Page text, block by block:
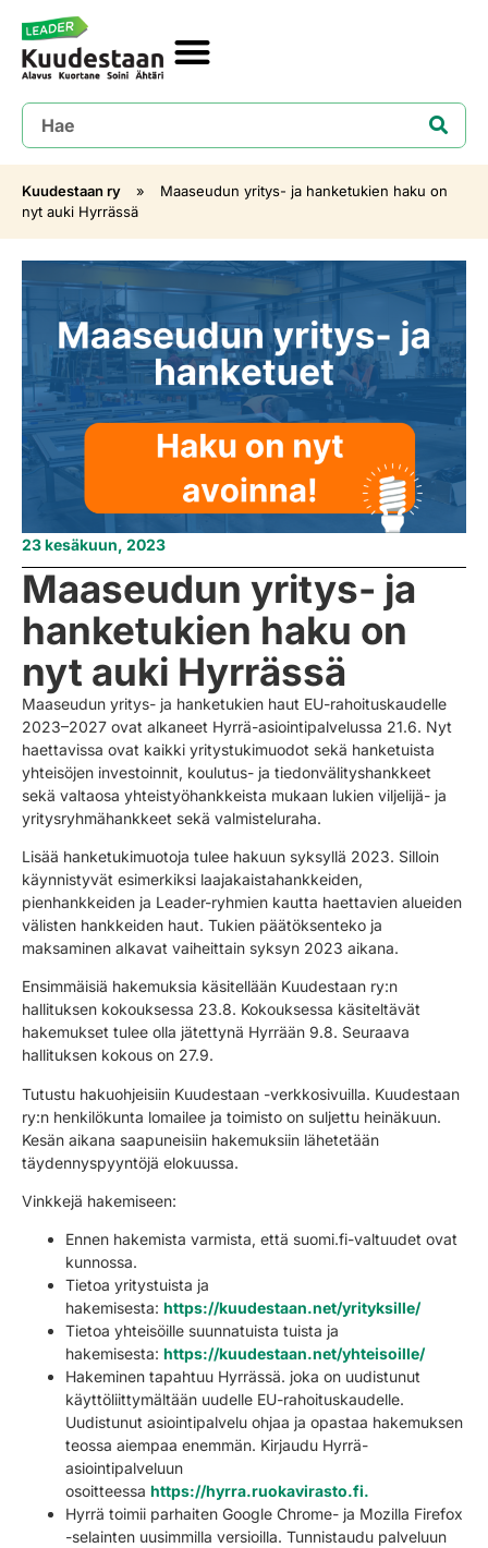
Kuudestaan ry »
Maaseudun yritys- ja hanketukien haku on
nyt auki Hyrrässä
23 kesäkuun, 2023
Maaseudun yritys- ja
hanketukien haku on
nyt auki Hyrrässä
Maaseudun yritys- ja hanketukien haut EU-rahoituskaudelle
2023–2027 ovat alkaneet Hyrrä-asiointipalvelussa 21.6. Nyt
haettavissa ovat kaikki yritystukimuodot sekä hanketuista
yhteisöjen investoinnit, koulutus- ja tiedonvälityshankkeet
sekä valtaosa yhteistyöhankkeista mukaan lukien viljelijä- ja
yritysryhmähankkeet sekä valmisteluraha.
Lisää hanketukimuotoja tulee hakuun syksyllä 2023. Silloin
käynnistyvät esimerkiksi laajakaistahankkeiden,
pienhankkeiden ja Leader-ryhmien kautta haettavien alueiden
välisten hankkeiden haut. Tukien päätöksenteko ja
maksaminen alkavat vaiheittain syksyn 2023 aikana.
Ensimmäisiä hakemuksia käsitellään Kuudestaan ry:n
hallituksen kokouksessa 23.8. Kokouksessa käsiteltävät
hakemukset tulee olla jätettynä Hyrrään 9.8. Seuraava
hallituksen kokous on 27.9.
Tutustu hakuohjeisiin Kuudestaan -verkkosivuilla. Kuudestaan
ry:n henkilökunta lomailee ja toimisto on suljettu heinäkuun.
Kesän aikana saapuneisiin hakemuksiin lähetetään
täydennyspyyntöjä elokuussa.
Vinkkejä hakemiseen:
Ennen hakemista varmista, että suomi.fi-valtuudet ovat
kunnossa.
Tietoa yritystuista ja
hakemisesta: https://kuudestaan.net/yrityksille/
Tietoa yhteisöille suunnatuista tuista ja
hakemisesta: https://kuudestaan.net/yhteisoille/
Hakeminen tapahtuu Hyrrässä. joka on uudistunut
käyttöliittymältään uudelle EU-rahoituskaudelle.
Uudistunut asiointipalvelu ohjaa ja opastaa hakemuksen
teossa aiempaa enemmän. Kirjaudu Hyrrä-
asiointipalveluun
osoitteessa https://hyrra.ruokavirasto.fi.
Hyrrä toimii parhaiten Google Chrome- ja Mozilla Firefox
-selainten uusimmilla versioilla. Tunnistaudu palveluun